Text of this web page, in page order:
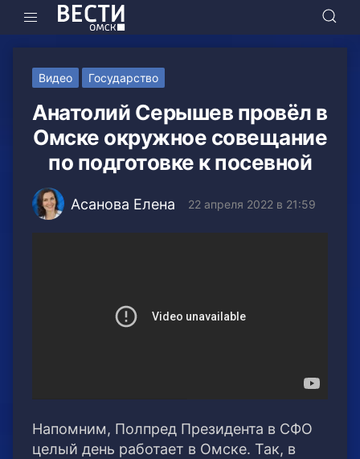
Видео Государство
Анатолий Серышев провёл в
Омске окружное совещание
по подготовке к посевной
Асанова Елена 22 апреля 2022 в 21:59
Напомним, Полпред Президента в СФО
целый день работает в Омске. Так, в